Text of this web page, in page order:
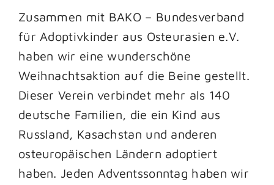
Zusammen mit BAKO – Bundesverband
für Adoptivkinder aus Osteurasien e.V.
haben wir eine wunderschöne
Weihnachtsaktion auf die Beine gestellt.
Dieser Verein verbindet mehr als 140
deutsche Familien, die ein Kind aus
Russland, Kasachstan und anderen
osteuropäischen Ländern adoptiert
haben. Jeden Adventssonntag haben wir